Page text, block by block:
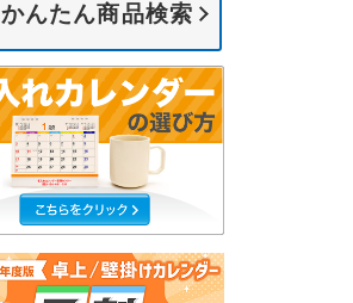
かんたん商品検索